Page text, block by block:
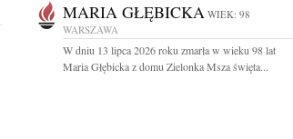
MARIA GŁĘBICKA WIEK: 98
WARSZAWA
W dniu 13 lipca 2026 roku zmarła w wieku 98 lat
Maria Głębicka z domu Zielonka Msza święta...